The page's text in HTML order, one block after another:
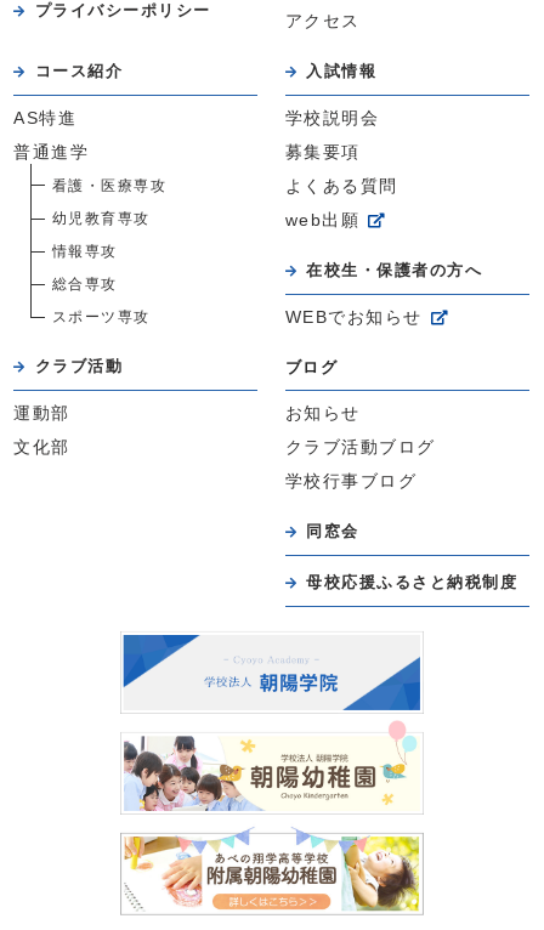
プライバシーポリシー
アクセス
コース紹介
AS特進
普通進学
看護・医療専攻
幼児教育専攻
情報専攻
総合専攻
スポーツ専攻
クラブ活動
運動部
文化部
入試情報
学校説明会
募集要項
よくある質問
web出願
在校生・保護者の方へ
WEBでお知らせ
ブログ
お知らせ
クラブ活動ブログ
学校行事ブログ
同窓会
母校応援ふるさと納税制度